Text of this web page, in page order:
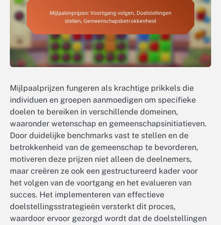
Mijlpaalprijzen fungeren als krachtige prikkels die
individuen en groepen aanmoedigen om specifieke
doelen te bereiken in verschillende domeinen,
waaronder wetenschap en gemeenschapsinitiatieven.
Door duidelijke benchmarks vast te stellen en de
betrokkenheid van de gemeenschap te bevorderen,
motiveren deze prijzen niet alleen de deelnemers,
maar creëren ze ook een gestructureerd kader voor
het volgen van de voortgang en het evalueren van
succes. Het implementeren van effectieve
doelstellingsstrategieën versterkt dit proces,
waardoor ervoor gezorgd wordt dat de doelstellingen